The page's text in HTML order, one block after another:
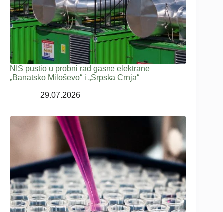
NIS pustio u probni rad gasne elektrane
„Banatsko Miloševo“ i „Srpska Crnja“
29.07.2026